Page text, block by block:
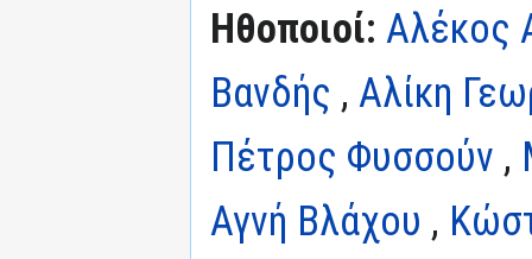
Ηθοποιοί: Αλέκος
Βανδής , Αλίκη
Πέτρος Φυσσούν ,
Αγνή Βλάχου ,